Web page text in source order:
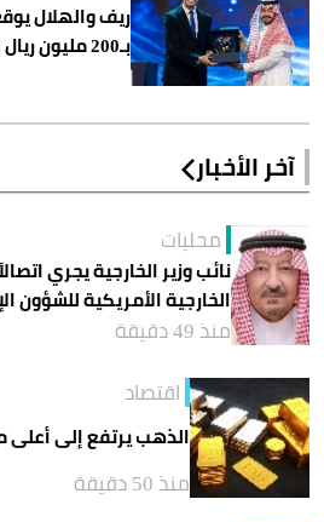
ريف والهلال
بـ200 مليون ريال حتى عام 2031
آخر الأخبار
محليات
نائب وزير الخارجية يجري
الخارجية الأمريكية للشؤون
منذ 49 دقيقة
اقتصاد
الذهب يرتفع إلى أعلى
منذ 50 دقيقة